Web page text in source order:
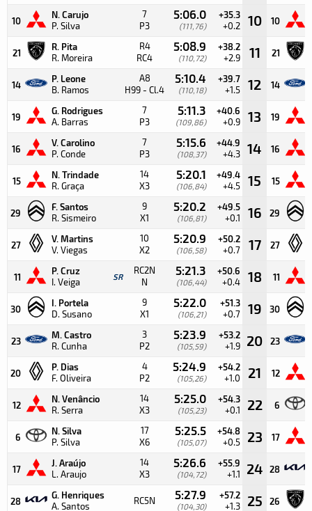
10
N. Carujo
P. Silva
7
P3
5:06.0
(111,76)
+35.3
+0.2 10 10
21
R. Pita
R. Moreira
R4
RC4
5:08.9
(110,72)
+38.2
+2.9 11 21
14
P. Leone
B. Ramos
A8
H99 - Cl.4
5:10.4
(110,18)
+39.7
+1.5 12 14
19
G. Rodrigues
A. Barras
7
P3
5:11.3
(109,86)
+40.6
+0.9 13 19
16
V. Carolino
P. Conde
7
P3
5:15.6
(108,37)
+44.9
+4.3 14 16
15
N. Trindade
R. Graça
14
X3
5:20.1
(106,84)
+49.4
+4.5 15 15
29
F. Santos
R. Sismeiro
9
X1
5:20.2
(106,81)
+49.5
+0.1 16 29
27
V. Martins
V. Viegas
10
X2
5:20.9
(106,58)
+50.2
+0.7 17 27
11
P. Cruz
I. Veiga SR
RC2N
N
5:21.3
(106,44)
+50.6
+0.4 18 11
30
I. Portela
D. Susano
9
X1
5:22.0
(106,21)
+51.3
+0.7 19 30
23
M. Castro
R. Cunha
3
P2
5:23.9
(105,59)
+53.2
+1.9 20 23
20
P. Dias
F. Oliveira
4
P2
5:24.9
(105,26)
+54.2
+1.0 21 12
12
N. Venâncio
R. Serra
14
X3
5:25.0
(105,23)
+54.3
+0.1 22 6
6
N. Silva
P. Silva
17
X6
5:25.5
(105,07)
+54.8
+0.5 23 17
17
J. Araújo
L. Araujo
14
X3
5:26.6
(104,72)
+55.9
+1.1 24 28
28
G. Henriques
A. Santos RC5N 5:27.9
(104,30)
+57.2
+1.3 25 26